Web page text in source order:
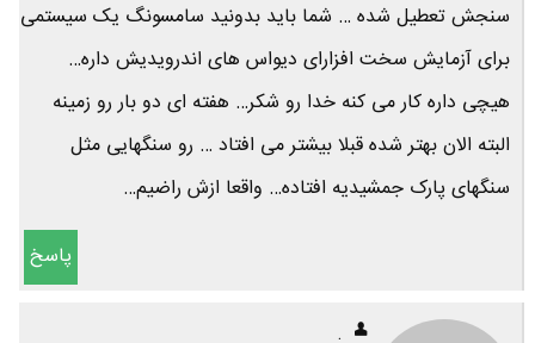
سنجش تعطیل شده … شما باید بدونید سامسونگ یک سیستمی
برای آزمایش سخت افزارای دیواس های اندرویدیش داره…
هیچی داره کار می کنه خدا رو شکر… هفته ای دو بار رو زمینه
البته الان بهتر شده قبلا بیشتر می افتاد … رو سنگهایی مثل
سنگهای پارک جمشیدیه افتاده… واقعا ازش راضیم…
پاسخ
.